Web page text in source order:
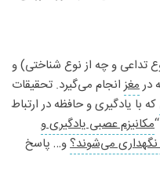
تداعی و چه از نوع شناختی) و
درمغز انجام می‌گیرد. تحقیقات
که با یادگیری و حافظه در ارتباط
مکانیزم عصبی یادگیری و
می‌شوند؟و… پاسخ